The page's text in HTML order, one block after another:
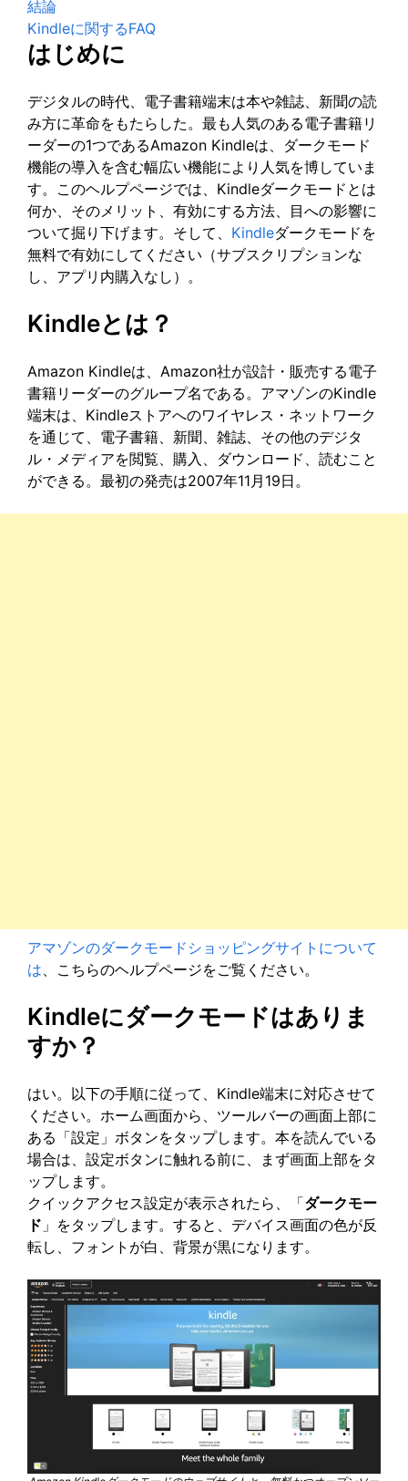
結論
Kindleに関するFAQ
はじめに
デジタルの時代、電子書籍端末は本や雑誌、新聞の読
み方に革命をもたらした。最も人気のある電子書籍リ
ーダーの1つであるAmazon Kindleは、ダークモード
機能の導入を含む幅広い機能により人気を博していま
す。このヘルプページでは、Kindleダークモードとは
何か、そのメリット、有効にする方法、目への影響に
ついて掘り下げます。そして、 Kindleダークモードを
無料で有効にしてください（サブスクリプションな
し、アプリ内購入なし）。
Kindleとは？
Amazon Kindleは、Amazon社が設計・販売する電子
書籍リーダーのグループ名である。アマゾンのKindle
端末は、Kindleストアへのワイヤレス・ネットワーク
を通じて、電子書籍、新聞、雑誌、その他のデジタ
ル・メディアを閲覧、購入、ダウンロード、読むこと
ができる。最初の発売は2007年11月19日。
アマゾンのダークモードショッピングサイトについて
は、こちらのヘルプページをご覧ください。
Kindleにダークモードはありま
すか？
はい。以下の手順に従って、Kindle端末に対応させて
ください。ホーム画面から、ツールバーの画面上部に
ある「設定」ボタンをタップします。本を読んでいる
場合は、設定ボタンに触れる前に、まず画面上部をタ
ップします。
クイックアクセス設定が表示されたら、「ダークモー
ド 」をタップします。すると、デバイス画面の色が反
転し、フォントが白、背景が黒になります。